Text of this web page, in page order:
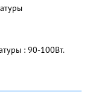
: 90-100Вт.